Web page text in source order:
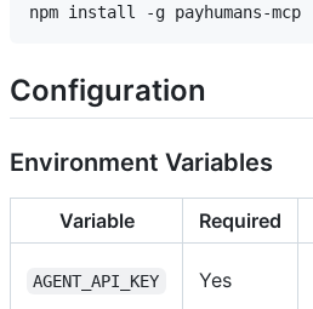
Configuration
Environment Variables
Variable Required
AGENT_API_KEY Yes